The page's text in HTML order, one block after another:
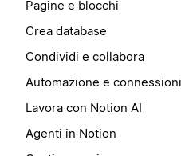
Pagine e blocchi
Crea database
Condividi e collabora
Automazione e connessioni
Lavora con Notion AI
Agenti in Notion